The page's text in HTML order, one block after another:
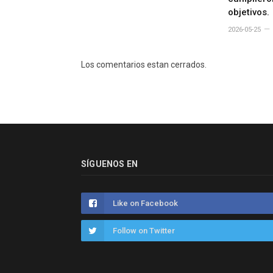
objetivos.
2026-05-25
Los comentarios estan cerrados.
SÍGUENOS EN
Like on Facebook
Follow on Twitter